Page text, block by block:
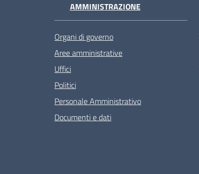
AMMINISTRAZIONE
Organi di governo
Aree amministrative
Uffici
Politici
Personale Amministrativo
Documenti e dati